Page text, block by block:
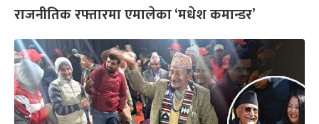
राजनीतिक रफ्तारमा एमालेका ‘मधेश कमान्डर’